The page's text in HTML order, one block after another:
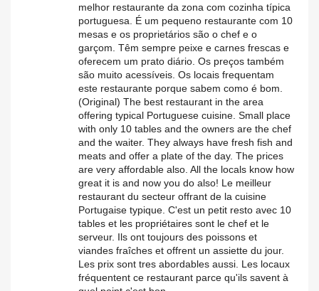
melhor restaurante da zona com cozinha típica
portuguesa. É um pequeno restaurante com 10
mesas e os proprietários são o chef e o
garçom. Têm sempre peixe e carnes frescas e
oferecem um prato diário. Os preços também
são muito acessíveis. Os locais frequentam
este restaurante porque sabem como é bom.
(Original) The best restaurant in the area
offering typical Portuguese cuisine. Small place
with only 10 tables and the owners are the chef
and the waiter. They always have fresh fish and
meats and offer a plate of the day. The prices
are very affordable also. All the locals know how
great it is and now you do also! Le meilleur
restaurant du secteur offrant de la cuisine
Portugaise typique. C'est un petit resto avec 10
tables et les propriétaires sont le chef et le
serveur. Ils ont toujours des poissons et
viandes fraîches et offrent un assiette du jour.
Les prix sont tres abordables aussi. Les locaux
fréquentent ce restaurant parce qu'ils savent à